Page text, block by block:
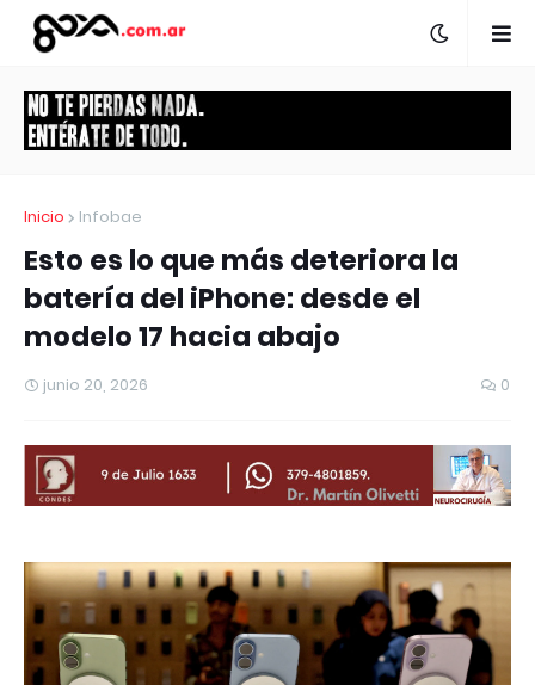
Inicio Infobae
Esto es lo que más deteriora la
batería del iPhone: desde el
modelo 17 hacia abajo
junio 20, 2026 0